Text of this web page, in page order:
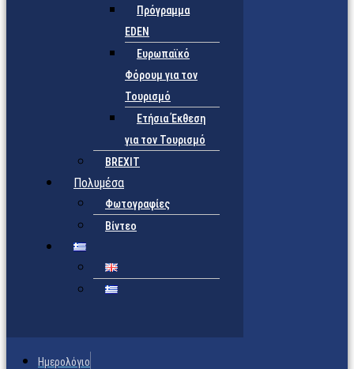
Πρόγραμμα
EDEN
Ευρωπαϊκό
Φόρουμ για τον
Τουρισμό
Ετήσια Έκθεση
για τον Τουρισμό
BREXIT
Πολυμέσα
Φωτογραφίες
Βίντεο
Ημερολόγιο